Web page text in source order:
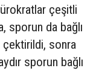
çeşitli
sporun da bağlı
sonra
sporun bağlı